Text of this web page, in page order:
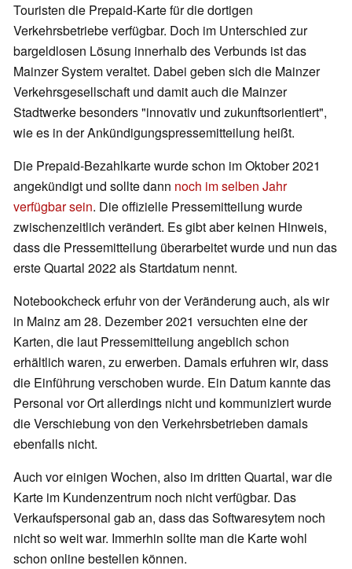
Touristen die Prepaid-Karte für die dortigen
Verkehrsbetriebe verfügbar. Doch im Unterschied zur
bargeldlosen Lösung innerhalb des Verbunds ist das
Mainzer System veraltet. Dabei geben sich die Mainzer
Verkehrsgesellschaft und damit auch die Mainzer
Stadtwerke besonders "innovativ und zukunftsorientiert",
wie es in der Ankündigungspressemitteilung heißt.
Die Prepaid-Bezahlkarte wurde schon im Oktober 2021
angekündigt und sollte dann noch im selben Jahr
verfügbar sein. Die offizielle Pressemitteilung wurde
zwischenzeitlich verändert. Es gibt aber keinen Hinweis,
dass die Pressemitteilung überarbeitet wurde und nun das
erste Quartal 2022 als Startdatum nennt.
Notebookcheck erfuhr von der Veränderung auch, als wir
in Mainz am 28. Dezember 2021 versuchten eine der
Karten, die laut Pressemitteilung angeblich schon
erhältlich waren, zu erwerben. Damals erfuhren wir, dass
die Einführung verschoben wurde. Ein Datum kannte das
Personal vor Ort allerdings nicht und kommuniziert wurde
die Verschiebung von den Verkehrsbetrieben damals
ebenfalls nicht.
Auch vor einigen Wochen, also im dritten Quartal, war die
Karte im Kundenzentrum noch nicht verfügbar. Das
Verkaufspersonal gab an, dass das Softwaresytem noch
nicht so weit war. Immerhin sollte man die Karte wohl
schon online bestellen können.